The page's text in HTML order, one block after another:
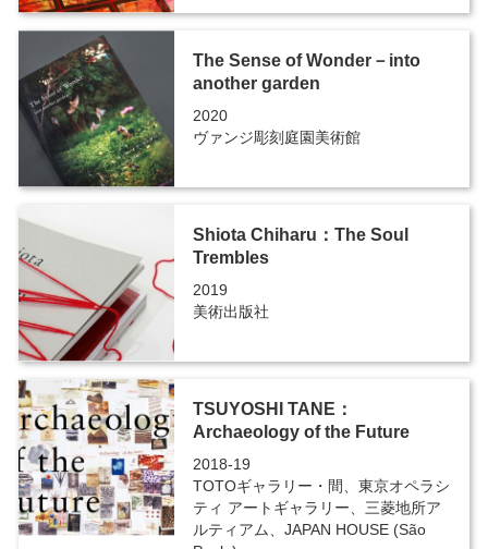
The Sense of Wonder－into
another garden
2020
ヴァンジ彫刻庭園美術館
Shiota Chiharu：The Soul
Trembles
2019
美術出版社
TSUYOSHI TANE：
Archaeology of the Future
2018-19
TOTOギャラリー・間、東京オペラシ
ティ アートギャラリー、三菱地所ア
ルティアム、JAPAN HOUSE (São